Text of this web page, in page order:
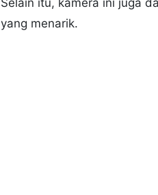
Selain itu, kamera ini juga
yang menarik.